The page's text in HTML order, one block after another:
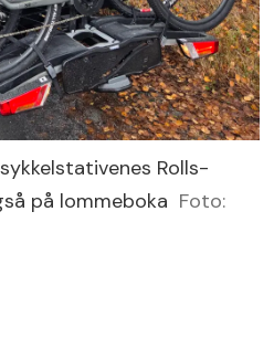
Rolls-
på lommeboka Foto: